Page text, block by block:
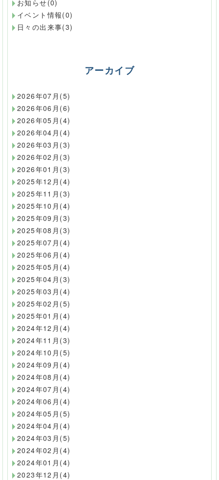
お知らせ(0)
イベント情報(0)
日々の出来事(3)
アーカイブ
2026年07月(5)
2026年06月(6)
2026年05月(4)
2026年04月(4)
2026年03月(3)
2026年02月(3)
2026年01月(3)
2025年12月(4)
2025年11月(3)
2025年10月(4)
2025年09月(3)
2025年08月(3)
2025年07月(4)
2025年06月(4)
2025年05月(4)
2025年04月(3)
2025年03月(4)
2025年02月(5)
2025年01月(4)
2024年12月(4)
2024年11月(3)
2024年10月(5)
2024年09月(4)
2024年08月(4)
2024年07月(4)
2024年06月(4)
2024年05月(5)
2024年04月(4)
2024年03月(5)
2024年02月(4)
2024年01月(4)
2023年12月(4)